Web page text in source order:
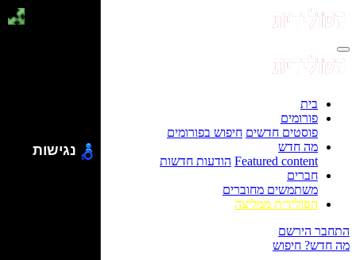
בית
פורומים
פוסטים חדשים חיפוש בפורומים
מה חדש
Featured content הודעות חדשות
חברים
משתמשים מחוברים
הסולידית ממליצה
התחבר הירשם
מה חדש? חיפוש
נגישות